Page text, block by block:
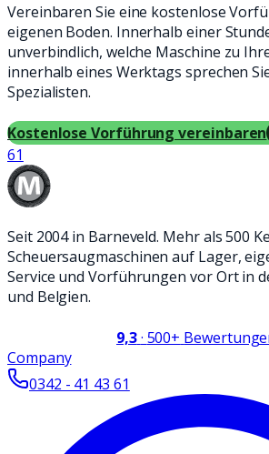
Vereinbaren Sie eine kostenlose
eigenen Boden. Innerhalb einer
unverbindlich, welche Maschine zu
innerhalb eines Werktags sprechen
Spezialisten.
Kostenlose Vorführung vereinbaren
61
Seit 2004 in Barneveld. Mehr als 500
Scheuersaugmaschinen auf Lager,
Service und Vorführungen vor Ort in
und Belgien.
9,3· 500+
Company
0342 - 41 43 61